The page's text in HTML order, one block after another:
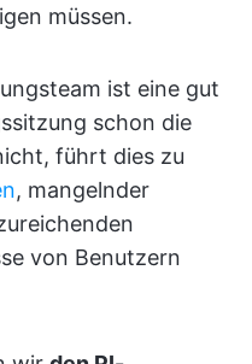
müssen.
ist eine gut
schon die
führt dies zu
, mangelnder
von Benutzern